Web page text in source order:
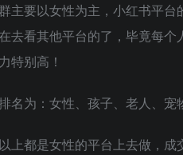
主要以女性为主，小红书平
去看其他平台的了，毕竟每
特别高！
名为：女性、孩子、老人、宠
上都是女性的平台上去做，